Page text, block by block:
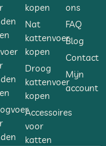
kopen
Nat
kattenvoer
kopen
Droog
kattenvoer
kopen
Accessoires
voor
katten
ons
FAQ
Blog
Contact
Mijn
account